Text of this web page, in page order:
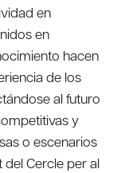
en
en
hacen
de los
al futuro
y
o escenarios
del Cercle per al